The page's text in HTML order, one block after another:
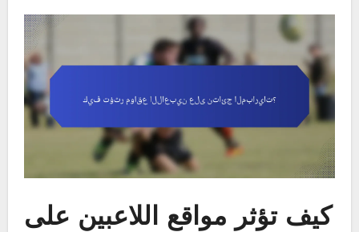
كيف تؤثر مواقع اللاعبين على